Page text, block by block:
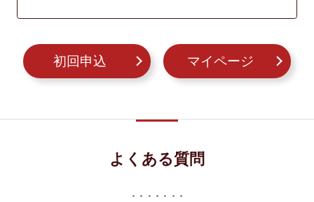
初回申込 マイページ
よくある質問